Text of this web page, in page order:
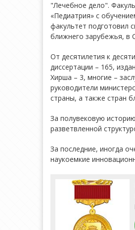
"Лечебное дело".
«Педиатрия» с
факультет подготовил
ближнего зарубежья, в
От десятилетия к
диссертации – 165,
Хирша – 3, многие –
руководители
страны, а также стран
За полувековую
разветвленной
За последние, иногда
наукоемкие